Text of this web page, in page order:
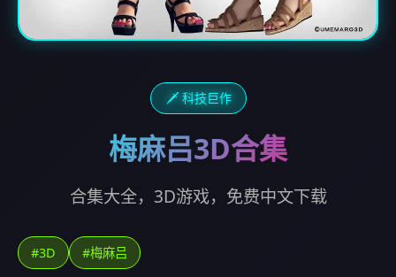
🗡️ 科技巨作
梅麻吕3D合集
合集大全，3D游戏，免费中文下载
#3D #梅麻吕